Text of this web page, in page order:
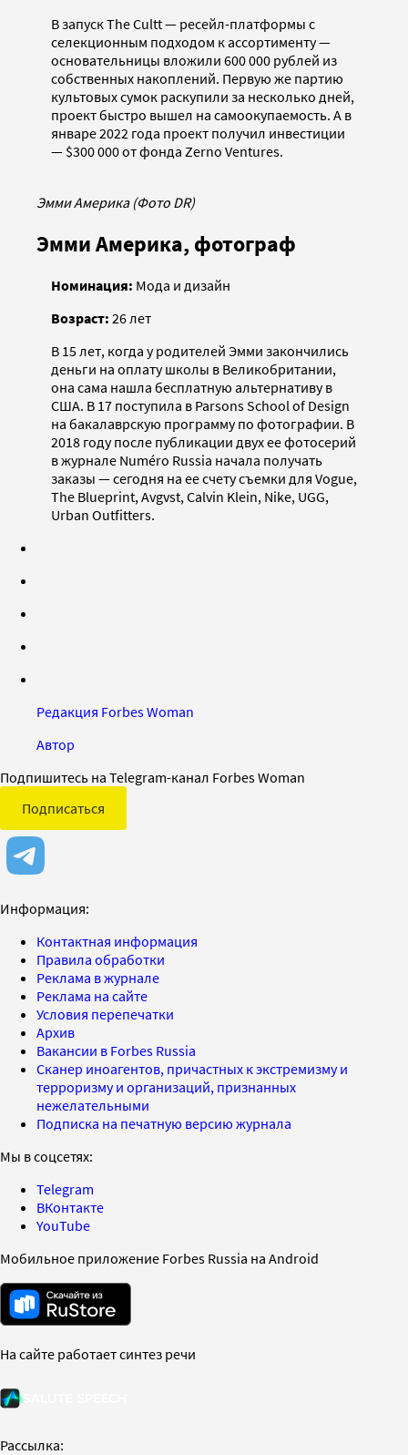
В запуск The Cultt — ресейл-платформы с
селекционным подходом к ассортименту —
основательницы вложили 600 000 рублей из
собственных накоплений. Первую же партию
культовых сумок раскупили за несколько дней,
проект быстро вышел на самоокупаемость. А в
январе 2022 года проект получил инвестиции
— $300 000 от фонда Zerno Ventures.
Эмми Америка (Фото DR)
Эмми Америка, фотограф
Номинация: Мода и дизайн
Возраст: 26 лет
В 15 лет, когда у родителей Эмми закончились
деньги на оплату школы в Великобритании,
она сама нашла бесплатную альтернативу в
США. В 17 поступила в Parsons School of Design
на бакалаврскую программу по фотографии. В
2018 году после публикации двух ее фотосерий
в журнале Numéro Russia начала получать
заказы — сегодня на ее счету съемки для Vogue,
The Blueprint, Avgvst, Calvin Klein, Nike, UGG,
Urban Outfitters.
Редакция Forbes Woman
Автор
Подпишитесь на Telegram-канал Forbes Woman
Подписаться
Информация:
Контактная информация
Правила обработки
Реклама в журнале
Реклама на сайте
Условия перепечатки
Архив
Вакансии в Forbes Russia
Сканер иноагентов, причастных к экстремизму и
терроризму и организаций, признанных
нежелательными
Подписка на печатную версию журнала
Мы в соцсетях:
Telegram
ВКонтакте
YouTube
Мобильное приложение Forbes Russia на Android
На сайте работает синтез речи
Рассылка: